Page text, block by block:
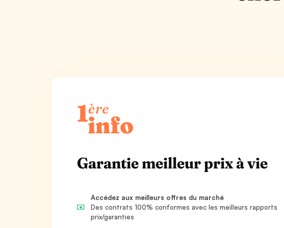
Garantie meilleur prix à vie
Accédez aux meilleurs offres du marché
Des contrats 100% conformes avec les meilleurs rapports
prix/garanties